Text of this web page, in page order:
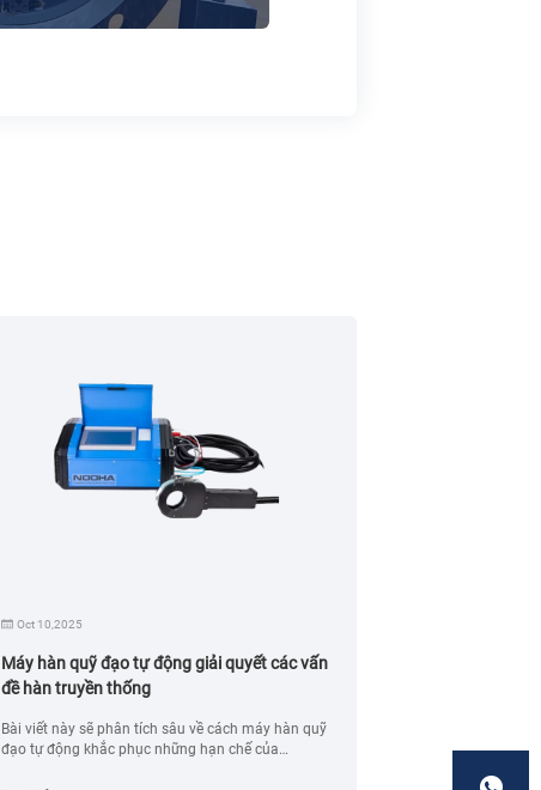
Oct 10,2025
Máy hàn quỹ đạo tự động giải quyết các vấn
đề hàn truyền thống
Bài viết này sẽ phân tích sâu về cách máy hàn quỹ
đạo tự động khắc phục những hạn chế của
mặt có thể cải